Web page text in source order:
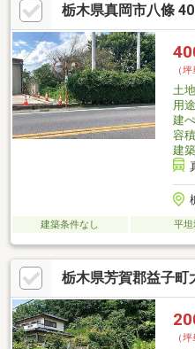
栃木県真岡市八條
（
土
用
建
容
建
建築条件なし 平坦
栃木県芳賀郡益子町
（